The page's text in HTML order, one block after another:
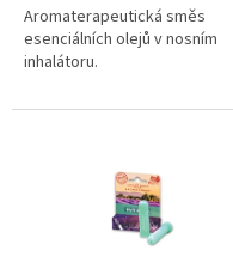
Aromaterapeutická směs
esenciálních olejů v nosním
inhalátoru.